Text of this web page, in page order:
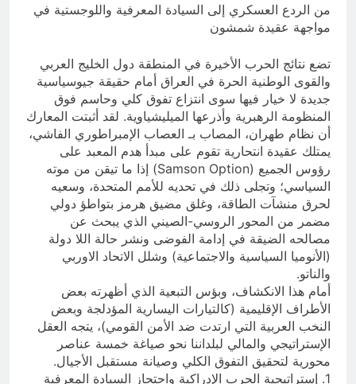
من الردع العسكري إلى السيادة المعرفية واللوجستية في
مواجهة عقيدة شمشون
تضع نتائج الحرب الأخيرة في المنطقة دول الخليج العربي
والقوى الوطنية الحرة في العراق أمام حقيقة جيوسياسية
جديدة لا خيار فيها سوى انتزاع تفوق كلي وحاسم فوق
المنظومة الرهبرية وأذرعها الميليشياوية. لقد أثبتت المعارك
أن نظام طهران، المصاب بـ العصاب الإمبراطوري الفاشي،
يمتلك عقيدة انتحارية تقوم على مبدأ هدم المعبد على
رؤوس الجميع (Samson Option) إذا ما تيقن من موته
السياسي؛ وتجلى ذلك في تحديه للأمم المتحدة، وسعيه
لحرق منشآت الطاقة، وغلق مضيق هرمز بتواطؤ دولي
مضمر من المحور الروسي-الصيني الذي يبحث عن
مصالحه الضيقة في إدامة الفوضى ونشر حالة اللا دولة
(الأنوميا السياسية والاجتماعية) وشلل الاتحاد الاوربي
والناتو.
أمام هذا الانكشاف، وبؤس التبعية الذي أظهرته بعض
الأطراف الإقليمية (كالتيارات اليسارية المؤدلجة وبعض
النخب العربية التي ارتدت ضد الأمن القومي)، يتجه العقل
الإستراتيجي والمالي لبلداننا نحو صياغة خمسة عناصر
محورية لتحقيق التفوق الكلي وصيانة مستقبل الأجيال.
1. إستراتيجية الحرب الإدراكية واحتجاز السيادة المعرفية